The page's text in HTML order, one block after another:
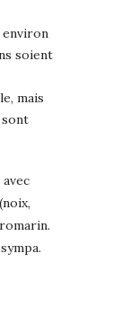
soient
mais
sont